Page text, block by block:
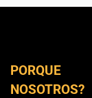
PORQUE
NOSOTROS?